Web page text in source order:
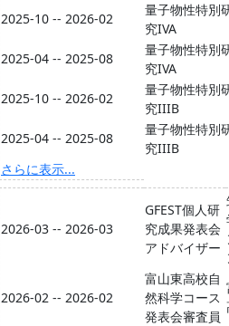
2025-10 -- 2026-02
量子物性特別
究IVA
2025-04 -- 2025-08
量子物性特別
究IVA
2025-10 -- 2026-02
量子物性特別
究IIIB
2025-04 -- 2025-08
量子物性特別
究IIIB
さらに表示...
2026-03 -- 2026-03
GFEST個人研
究成果発表会
アドバイザー
2026-02 -- 2026-02
富山東高校自
然科学コース
発表会審査員